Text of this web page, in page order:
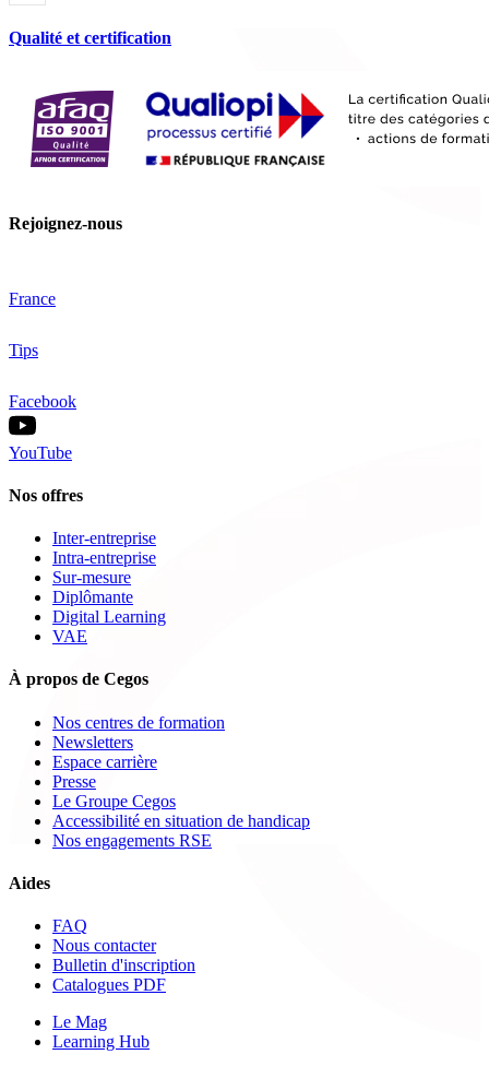
Qualité et certification
Rejoignez-nous
France
Tips
Facebook
YouTube
Nos offres
Inter-entreprise
Intra-entreprise
Sur-mesure
Diplômante
Digital Learning
VAE
À propos de Cegos
Nos centres de formation
Newsletters
Espace carrière
Presse
Le Groupe Cegos
Accessibilité en situation de handicap
Nos engagements RSE
Aides
FAQ
Nous contacter
Bulletin d'inscription
Catalogues PDF
Le Mag
Learning Hub